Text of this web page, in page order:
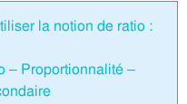
la notion de ratio :
– Proportionnalité –